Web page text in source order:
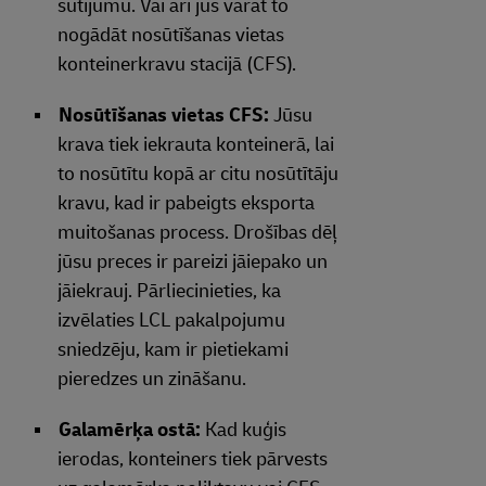
sūtījumu. Vai arī jūs varat to
nogādāt nosūtīšanas vietas
konteinerkravu stacijā (CFS).
Nosūtīšanas vietas CFS: Jūsu
krava tiek iekrauta konteinerā, lai
to nosūtītu kopā ar citu nosūtītāju
kravu, kad ir pabeigts eksporta
muitošanas process. Drošības dēļ
jūsu preces ir pareizi jāiepako un
jāiekrauj. Pārliecinieties, ka
izvēlaties LCL pakalpojumu
sniedzēju, kam ir pietiekami
pieredzes un zināšanu.
Galamērķa ostā: Kad kuģis
ierodas, konteiners tiek pārvests